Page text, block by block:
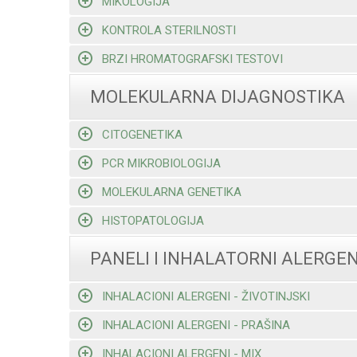
KONTROLA STERILNOSTI
BRZI HROMATOGRAFSKI TESTOVI
MOLEKULARNA DIJAGNOSTIKA
CITOGENETIKA
PCR MIKROBIOLOGIJA
MOLEKULARNA GENETIKA
HISTOPATOLOGIJA
PANELI I INHALATORNI
INHALACIONI ALERGENI - ŽIVOTINJSKI
INHALACIONI ALERGENI - PRAŠINA
INHALACIONI ALERGENI - MIX